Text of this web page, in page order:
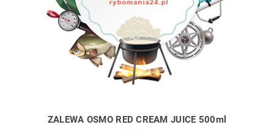
ZALEWA OSMO RED CREAM JUICE 500ml